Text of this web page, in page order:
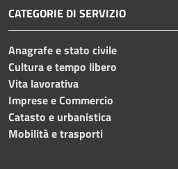
CATEGORIE DI SERVIZIO
Anagrafe e stato civile
Cultura e tempo libero
Vita lavorativa
Imprese e Commercio
Catasto e urbanistica
Mobilità e trasporti